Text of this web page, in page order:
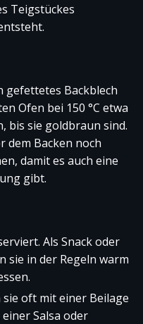
Teigstückes
gefettetes Backblech
Ofen bei 150 °C etwa
bis sie goldbraun sind.
dem Backen noch
damit es auch eine
gibt.
Als Snack oder
sie in der Regeln warm
oft mit einer Beilage
Salsa oder